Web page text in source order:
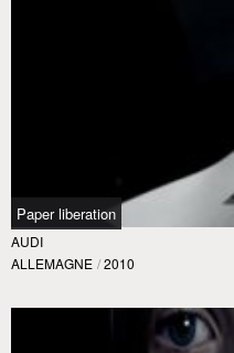
Paper liberation
AUDI
ALLEMAGNE / 2010